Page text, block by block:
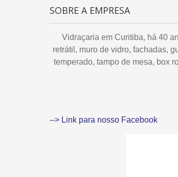
SOBRE A EMPRESA
Vidraçaria em Curitiba, há 40
retrátil, muro de vidro, fachadas,
temperado, tampo de mesa, box
--> Link para nosso Facebook